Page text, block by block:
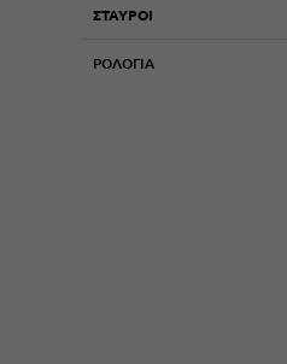
ΣΤΑΥΡΟΙ
ΡΟΛΟΓΙΑ